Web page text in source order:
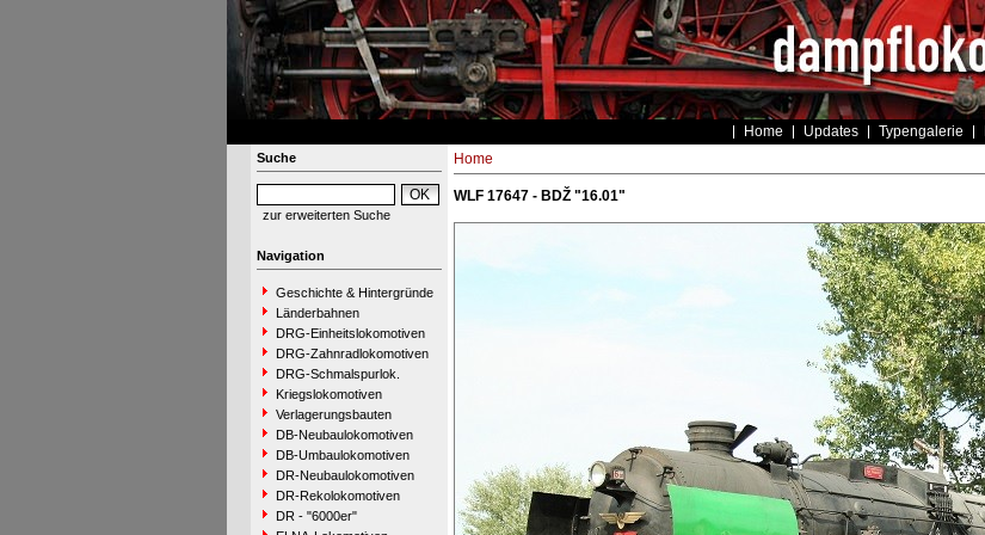
Home Updates Typengalerie
Suche
zur erweiterten Suche
Navigation
Geschichte & Hintergründe
Länderbahnen
DRG-Einheitslokomotiven
DRG-Zahnradlokomotiven
DRG-Schmalspurlok.
Kriegslokomotiven
Verlagerungsbauten
DB-Neubaulokomotiven
DB-Umbaulokomotiven
DR-Neubaulokomotiven
DR-Rekolokomotiven
DR - "6000er"
Home
WLF 17647 - BDŽ "16.01"